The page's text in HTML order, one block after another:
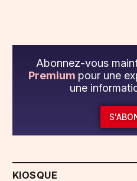
Abonnez-vous
Premium pour une
une
KIOSQUE